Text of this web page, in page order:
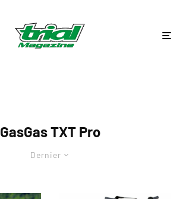
GasGas TXT Pro
Dernier